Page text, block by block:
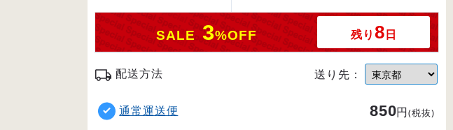
SALE 3%OFF 残り8日
配送方法 送り先：
通常運送便 850円(税抜)